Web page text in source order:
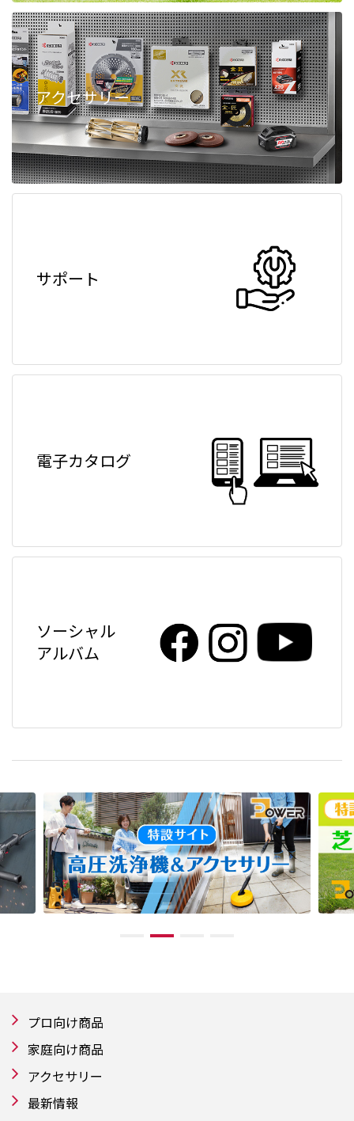
アクセサリー
サポート
電子カタログ
ソーシャル
アルバム
プロ向け商品
家庭向け商品
アクセサリー
最新情報